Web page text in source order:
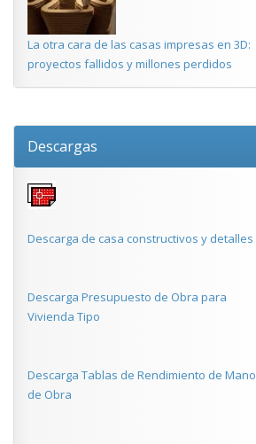
La otra cara de las casas impresas en 3D:
proyectos fallidos y millones perdidos
Descargas
Descarga de casa constructivos y detalles
Descarga Presupuesto de Obra para
Vivienda Tipo
Descarga Tablas de Rendimiento de Mano
de Obra